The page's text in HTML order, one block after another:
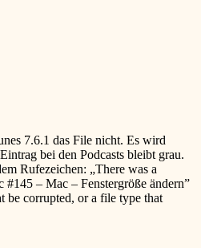
7.6.1 das File nicht. Es wird
bei den Podcasts bleibt grau.
Rufezeichen: „There was a
#145 – Mac – Fenstergröße ändern”
be corrupted, or a file type that